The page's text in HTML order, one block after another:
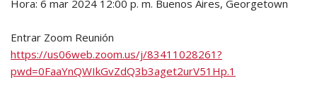
Hora: 6 mar 2024 12:00 p. m. Buenos Aires, Georgetown
Entrar Zoom Reunión
https://us06web.zoom.us/j/83411028261?
pwd=0FaaYnQWIkGvZdQ3b3aget2urV51Hp.1